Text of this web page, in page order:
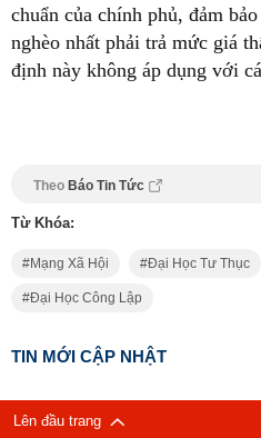
chuẩn của chính phủ, đảm
nghèo nhất phải trả mức giá
định này không áp dụng với
Theo Báo Tin Tức
Từ Khóa:
Mạng Xã Hội Đại Học Tư Thục
Đại Học Công Lập
TIN MỚI CẬP NHẬT
Lên đầu trang